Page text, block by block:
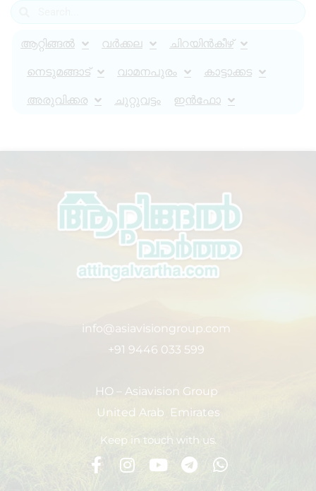
ആറ്റിങ്ങൽ വർക്കല ചിറയിൻകീഴ്
നെടുമങ്ങാട് വാമനപുരം കാട്ടാക്കട
അരുവിക്കര ചുറ്റുവട്ടം ഇൻഫോ
info@asiavisiongroup.com
+91 9446 033 599
HO – Asiavision Group
United Arab Emirates
Keep in touch with us.